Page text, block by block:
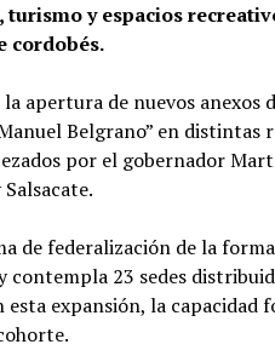
y espacios
cordobés.
apertura de nuevos anexos
Belgrano” en distintas
por el gobernador
de federalización de la
23 sedes
esta expansión, la capacidad